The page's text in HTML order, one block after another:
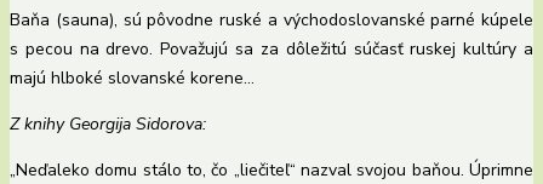
Baňa (sauna), sú pôvodne ruské a východoslovanské parné kúpele
s pecou na drevo. Považujú sa za dôležitú súčasť ruskej kultúry a
majú hlboké slovanské korene…
Z knihy Georgija Sidorova:
„Neďaleko domu stálo to, čo „liečiteľ“ nazval svojou baňou. Úprimne